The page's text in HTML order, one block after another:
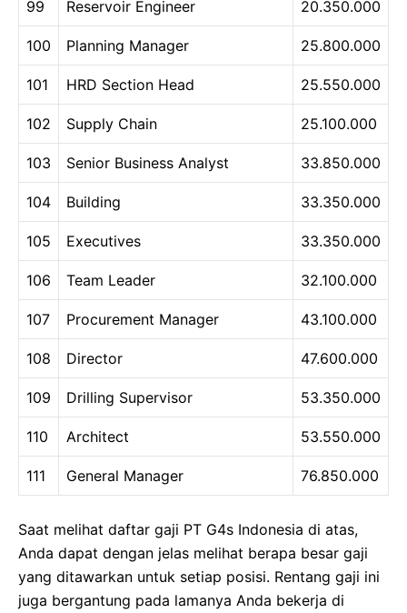
99 Reservoir Engineer 20.350.000
100 Planning Manager 25.800.000
101 HRD Section Head 25.550.000
102 Supply Chain 25.100.000
103 Senior Business Analyst 33.850.000
104 Building 33.350.000
105 Executives 33.350.000
106 Team Leader 32.100.000
107 Procurement Manager 43.100.000
108 Director 47.600.000
109 Drilling Supervisor 53.350.000
110 Architect 53.550.000
111 General Manager 76.850.000
Saat melihat daftar gaji PT G4s Indonesia di atas,
Anda dapat dengan jelas melihat berapa besar gaji
yang ditawarkan untuk setiap posisi. Rentang gaji ini
juga bergantung pada lamanya Anda bekerja di